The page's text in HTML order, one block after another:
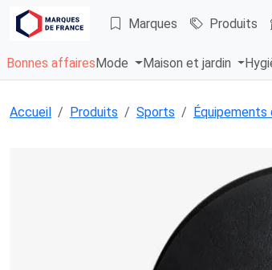
Marques Produits
Bonnes affaires Mode Maison et jardin
Accueil Produits Sports